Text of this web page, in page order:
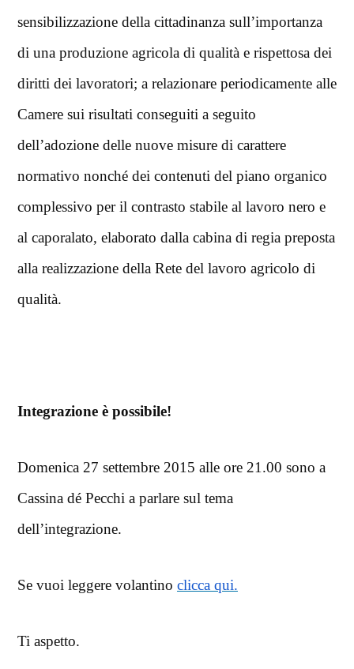
sensibilizzazione della cittadinanza sull’importanza
di una produzione agricola di qualità e rispettosa dei
diritti dei lavoratori; a relazionare periodicamente alle
Camere sui risultati conseguiti a seguito
dell’adozione delle nuove misure di carattere
normativo nonché dei contenuti del piano organico
complessivo per il contrasto stabile al lavoro nero e
al caporalato, elaborato dalla cabina di regia preposta
alla realizzazione della Rete del lavoro agricolo di
qualità.
Integrazione è possibile!
Domenica 27 settembre 2015 alle ore 21.00 sono a
Cassina dé Pecchi a parlare sul tema
dell’integrazione.
Se vuoi leggere volantino clicca qui.
Ti aspetto.